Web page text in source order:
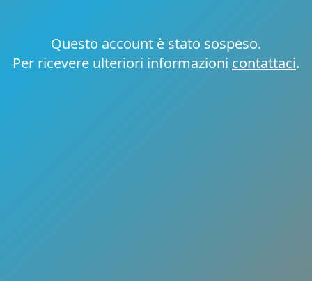
Questo account è stato sospeso.
Per ricevere ulteriori informazioni contattaci.